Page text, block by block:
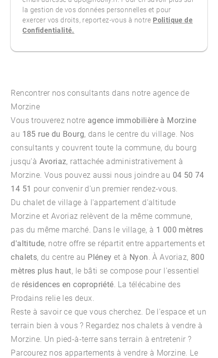
la gestion de vos données personnelles et pour
exercer vos droits, reportez-vous à notre Politique de
Confidentialité.
Rencontrer nos consultants dans notre agence de
Morzine
Vous trouverez notre agence immobilière à Morzine
au 185 rue du Bourg, dans le centre du village. Nos
consultants y couvrent toute la commune, du bourg
jusqu'à Avoriaz, rattachée administrativement à
Morzine. Vous pouvez aussi nous joindre au 04 50 74
14 51 pour convenir d'un premier rendez-vous.
Du chalet de village à l'appartement d'altitude
Morzine et Avoriaz relèvent de la même commune,
pas du même marché. Dans le village, à 1 000 mètres
d'altitude, notre offre se répartit entre appartements et
chalets, du centre au Pléney et à Nyon . À Avoriaz, 800
mètres plus haut, le bâti se compose pour l'essentiel
de résidences en copropriété . La télécabine des
Prodains relie les deux.
Reste à savoir ce que vous cherchez. De l'espace et un
terrain bien à vous ? Regardez nos chalets à vendre à
Morzine . Un pied-à-terre sans terrain à entretenir ?
Parcourez nos appartements à vendre à Morzine . Le